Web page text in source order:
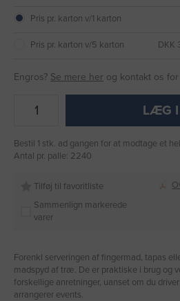
Pris pr. karton v/1 karton
Pris pr. karton v/5 karton DKK
Engros? Se mere her og kontakt os
LÆG I
Bestil 1 stk. ad gangen for at modtage et
Antal pr. palle: 2240
Tilføj til favoritliste
Sammenlign markerede
varer
Forenkl serveringen af fingermad, tapas
madspyd af træ. De er praktiske i brug og
forskellige anretninger, uanset om du
arrangerer events.